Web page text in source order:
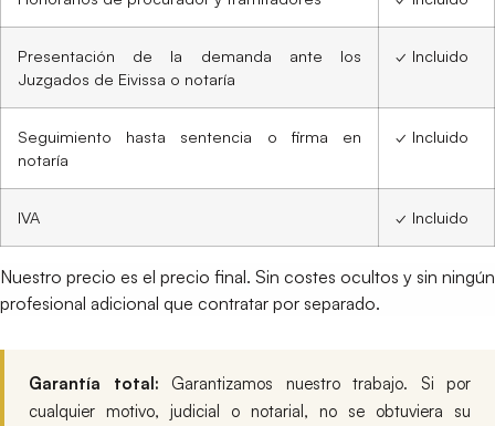
Presentación de la demanda ante los
Juzgados de Eivissa o notaría
✓ Incluido
Seguimiento hasta sentencia o firma en
notaría
✓ Incluido
IVA ✓ Incluido
Nuestro precio es el precio final. Sin costes ocultos y sin ningún
profesional adicional que contratar por separado.
Garantía total: Garantizamos nuestro trabajo. Si por
cualquier motivo, judicial o notarial, no se obtuviera su